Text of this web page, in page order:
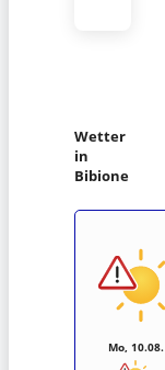
Wetter
in
Bibione
Mo, 10.08.